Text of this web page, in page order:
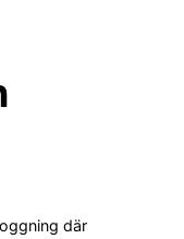
där